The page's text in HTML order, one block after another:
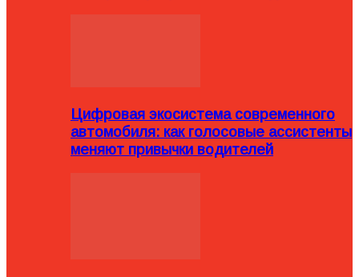
Цифровая экосистема современного
автомобиля: как голосовые ассистенты
меняют привычки водителей